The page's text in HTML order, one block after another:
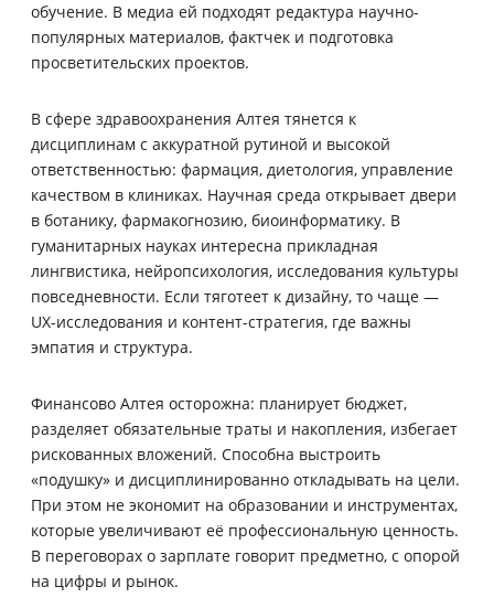
обучение. В медиа ей подходят редактура научно-
популярных материалов, фактчек и подготовка
просветительских проектов.
В сфере здравоохранения Алтея тянется к
дисциплинам с аккуратной рутиной и высокой
ответственностью: фармация, диетология, управление
качеством в клиниках. Научная среда открывает двери
в ботанику, фармакогнозию, биоинформатику. В
гуманитарных науках интересна прикладная
лингвистика, нейропсихология, исследования культуры
повседневности. Если тяготеет к дизайну, то чаще —
UX-исследования и контент-стратегия, где важны
эмпатия и структура.
Финансово Алтея осторожна: планирует бюджет,
разделяет обязательные траты и накопления, избегает
рискованных вложений. Способна выстроить
«подушку» и дисциплинированно откладывать на цели.
При этом не экономит на образовании и инструментах,
которые увеличивают её профессиональную ценность.
В переговорах о зарплате говорит предметно, с опорой
на цифры и рынок.